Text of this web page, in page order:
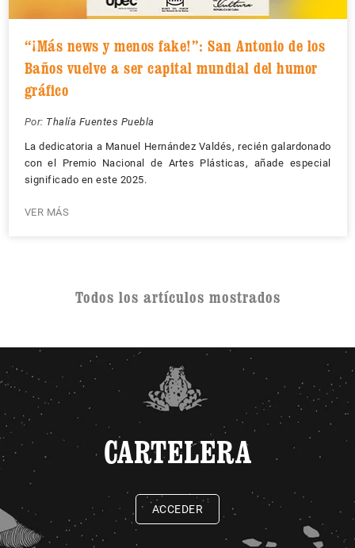
“¡Más news y menos fake!”: San Antonio de los
Baños vuelve a ser capital mundial del humor
gráfico
Por: Thalía Fuentes Puebla
La dedicatoria a Manuel Hernández Valdés, recién galardonado
con el Premio Nacional de Artes Plásticas, añade especial
significado en este 2025.
VER MÁS
Todos los artículos mostrados
CARTELERA
ACCEDER